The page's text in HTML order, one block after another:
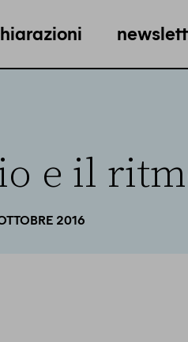
e il
2016